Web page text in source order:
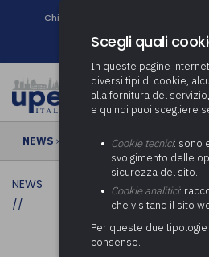
Chi siamo
NEWS ›
NEWS
//
Scegli quali
In queste pagine
diversi tipi di cookie,
alla fornitura del
e quindi puoi scegliere
Cookie tecnici: sono
svolgimento delle
sicurezza del sito.
Cookie analitici:
che visitano il sito
Per queste due
consenso.